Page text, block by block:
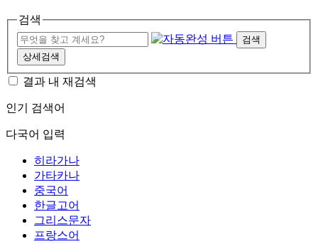
검색
검색
상세검색
결과 내 재검색
인기 검색어
다국어 입력
히라가나
가타카나
중국어
한글고어
그리스문자
프랑스어